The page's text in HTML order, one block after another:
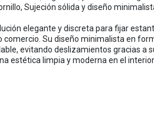
Sujeción sólida y diseño
elegante y discreta para fijar
comercio. Su diseño minimalista en
evitando deslizamientos gracias a
estética limpia y moderna en el